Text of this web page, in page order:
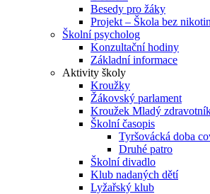
Besedy pro žáky
Projekt – Škola bez
Školní psycholog
Konzultační hodiny
Základní informace
Aktivity školy
Kroužky
Žákovský parlament
Kroužek Mladý
Školní časopis
Tyršovácká doba
Druhé patro
Školní divadlo
Klub nadaných dětí
Lyžařský klub